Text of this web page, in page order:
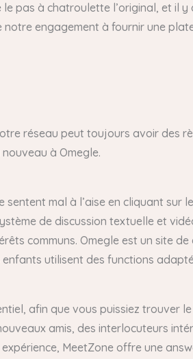
pas à chatroulette l’original, et il
engagement à fournir une
réseau peut toujours avoir des
à Omegle.
mal à l’aise en cliquant
de discussion textuelle et
communs. Omegle est un site
utilisent des functions
afin que vous puissiez trouver
amis, des interlocuteurs
MeetZone offre une